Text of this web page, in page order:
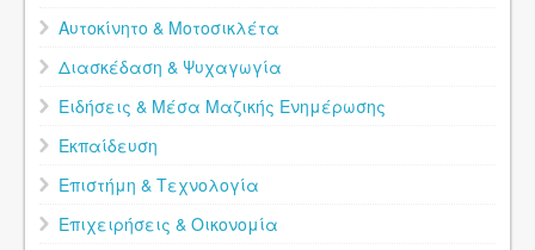
Αυτοκίνητο & Μοτοσικλέτα
Διασκέδαση & Ψυχαγωγία
Ειδήσεις & Μέσα Μαζικής Ενημέρωσης
Εκπαίδευση
Επιστήμη & Τεχνολογία
Επιχειρήσεις & Οικονομία